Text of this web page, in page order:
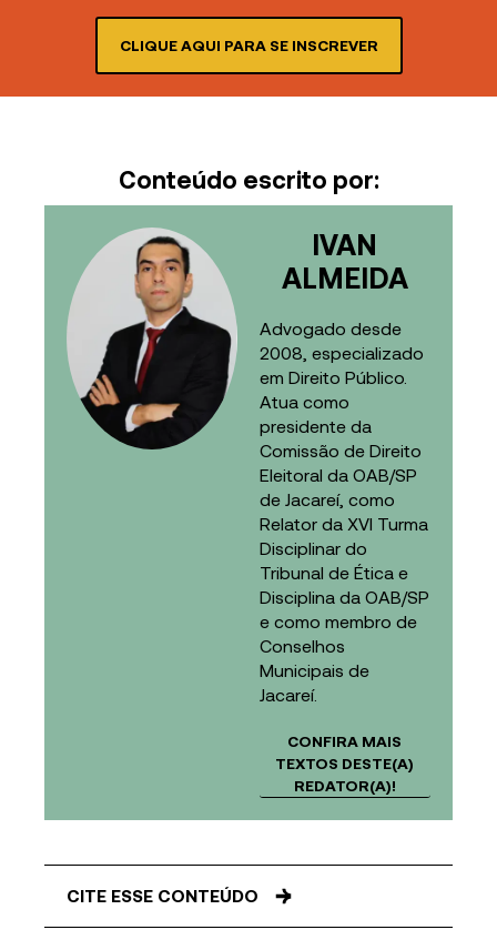
CLIQUE AQUI PARA SE INSCREVER
Conteúdo escrito por:
IVAN
ALMEIDA
Advogado desde
2008, especializado
em Direito Público.
Atua como
presidente da
Comissão de Direito
Eleitoral da OAB/SP
de Jacareí, como
Relator da XVI Turma
Disciplinar do
Tribunal de Ética e
Disciplina da OAB/SP
e como membro de
Conselhos
Municipais de
Jacareí.
CONFIRA MAIS
TEXTOS DESTE(A)
REDATOR(A)!
CITE ESSE CONTEÚDO